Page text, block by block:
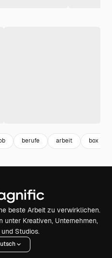
berufe arbeit box
beste Arbeit zu verwirklichen.
unter Kreativen, Unternehmen,
Studios.